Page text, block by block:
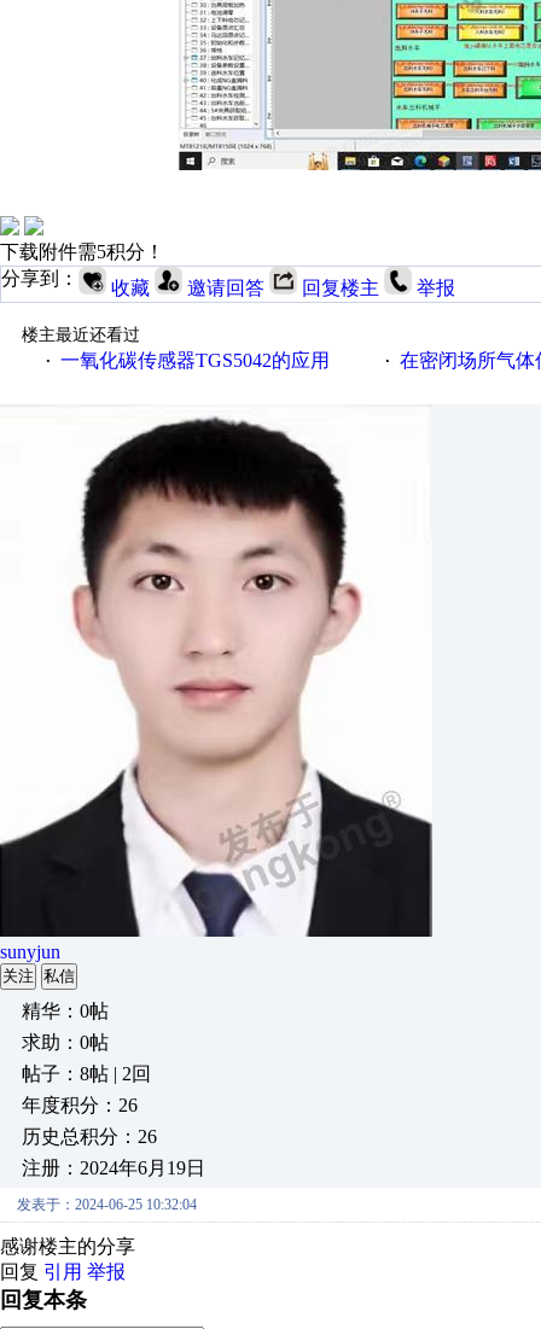
下载附件需5积分！
分享到：
收藏 邀请回答 回复楼主 举报
楼主最近还看过
· 一氧化碳传感器TGS5042的应用 · 在密闭场所气体传
sunyjun
关注 私信
精华：0帖
求助：0帖
帖子：8帖 | 2回
年度积分：26
历史总积分：26
注册：2024年6月19日
发表于：2024-06-25 10:32:04
感谢楼主的分享
回复 引用 举报
回复本条